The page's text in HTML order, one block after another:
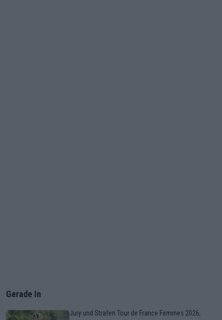
Gerade In
Jury und Strafen Tour de France Femmes 2026,